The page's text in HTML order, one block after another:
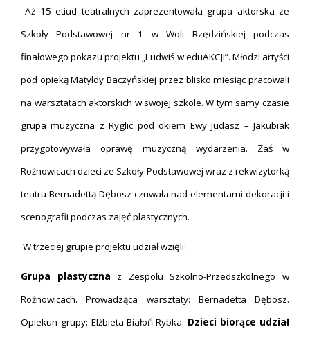
Aż 15 etiud teatralnych zaprezentowała grupa aktorska ze
Szkoły Podstawowej nr 1 w Woli Rzędzińskiej podczas
finałowego pokazu projektu „Ludwiś w eduAKCJI”. Młodzi artyści
pod opieką Matyldy Baczyńskiej przez blisko miesiąc pracowali
na warsztatach aktorskich w swojej szkole. W tym samy czasie
grupa muzyczna z Ryglic pod okiem Ewy Judasz – Jakubiak
przygotowywała oprawę muzyczną wydarzenia. Zaś w
Rożnowicach dzieci ze Szkoły Podstawowej wraz z rekwizytorką
teatru Bernadettą Dębosz czuwała nad elementami dekoracji i
scenografii podczas zajęć plastycznych.
W trzeciej grupie projektu udział wzięli:
Grupa plastyczna z Zespołu Szkolno-Przedszkolnego w
Rożnowicach. Prowadząca warsztaty: Bernadetta Dębosz.
Opiekun grupy: Elżbieta Białoń-Rybka. Dzieci biorące udział